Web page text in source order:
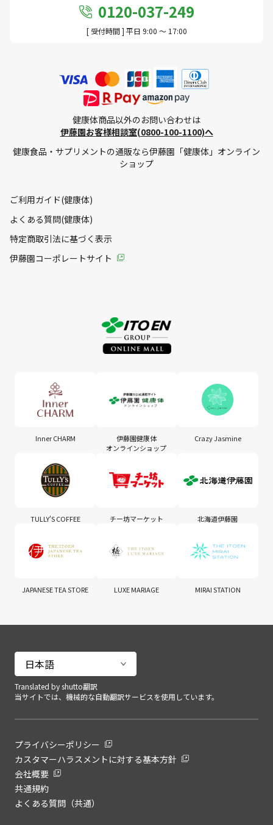
0120-037-249
[ 受付時間 ] 平日 9:00 ～ 17:00
健康体商品以外のお問い合わせは
伊藤園お客様相談室(0800-100-1100)へ
健康食品・サプリメントの通販なら伊藤園「健康体」オンライン
ショップ
ご利用ガイド(健康体)
よくある質問(健康体)
特定商取引法に基づく表示
伊藤園コーポレートサイト
Inner CHARM
伊藤園健康体
オンラインショップ
Crazy Jasmine
TULLY'S COFFEE チー坊マーケット 北海道伊藤園
JAPANESE TEA STORE LUXE MARIAGE MIRAI STATION
Translated by shutto翻訳
当サイトでは、機械的な自動翻訳サービスを使用しています。
プライバシーポリシー
カスタマーハラスメントに対する基本方針
会社概要
共通規約
よくある質問（共通）